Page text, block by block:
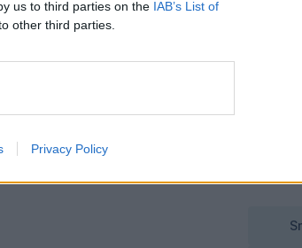
us to third parties on the IAB’s List of
other third parties.
Privacy Policy
„Mă